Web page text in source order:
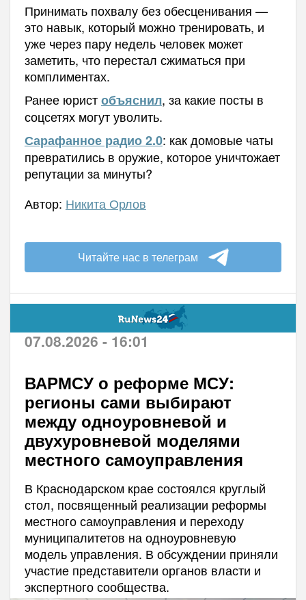
Принимать похвалу без обесценивания —
это навык, который можно тренировать, и
уже через пару недель человек может
заметить, что перестал сжиматься при
комплиментах.
Ранее юристобъяснил, за какие посты в
соцсетях могут уволить.
Сарафанное радио 2.0: как домовые чаты
превратились в оружие, которое уничтожает
репутации за минуты?
Автор: Никита Орлов
Читайте нас в телеграм
07.08.2026 - 16:01
ВАРМСУ о реформе МСУ:
регионы сами выбирают
между одноуровневой и
двухуровневой моделями
местного самоуправления
В Краснодарском крае состоялся круглый
стол, посвященный реализации реформы
местного самоуправления и переходу
муниципалитетов на одноуровневую
модель управления. В обсуждении приняли
участие представители органов власти и
экспертного сообщества.